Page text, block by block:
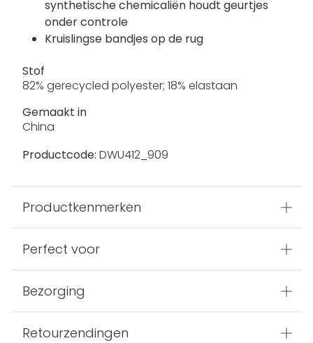
synthetische chemicaliën houdt geurtjes
onder controle
Kruislingse bandjes op de rug
Stof
82% gerecycled polyester; 18% elastaan
Gemaakt in
China
Productcode: DWU412_909
Productkenmerken
Perfect voor
Bezorging
Retourzendingen